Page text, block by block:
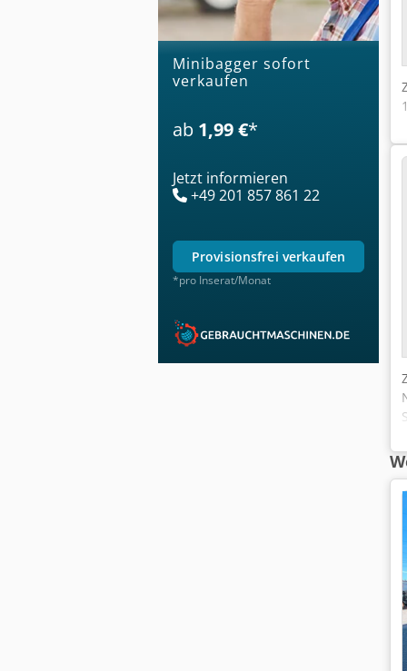
Minibagger sofort
verkaufen
ab 1,99 €*
Jetzt informieren
+49 201 857 861 22
provisionsfrei verkaufen
*pro Inserat/Monat